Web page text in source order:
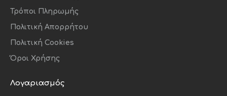
Τρόποι Πληρωμής
Πολιτική Απορρήτου
Πολιτική Cookies
Όροι Χρήσης
Λογαριασμός